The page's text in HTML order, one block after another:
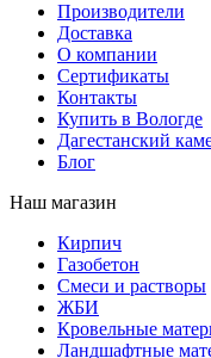
Производители
Доставка
О компании
Сертификаты
Контакты
Купить в Вологде
Дагестанский
Блог
Наш магазин
Кирпич
Газобетон
Cмеси и растворы
ЖБИ
Кровельные
Ландшафтные